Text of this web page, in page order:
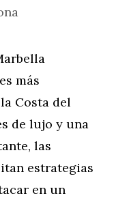
más
Costa del
de lujo y una
las
estrategias
en un